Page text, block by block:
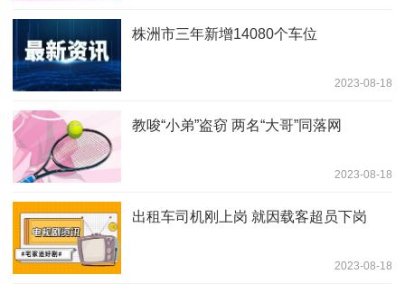
株洲市三年新增14080个车位
2023-08-18
教唆“小弟”盗窃 两名“大哥”同落网
2023-08-18
出租车司机刚上岗 就因载客超员下岗
2023-08-18